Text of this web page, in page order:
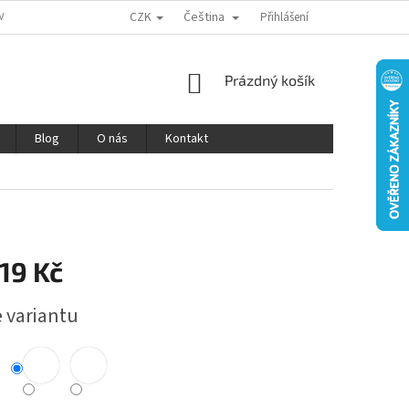
OCHRANY OSOBNÍCH ÚDAJŮ REKLAMACE A VRÁCENÍ ZBOŽÍ
CZK Čeština Přihlášení
NÁKUPNÍ
Prázdný košík
Blog O nás
Kontakt
Kč
variantu